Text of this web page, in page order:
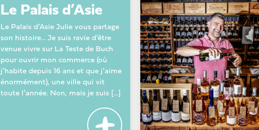
Le Palais d’Asie
Le Palais d’Asie Julie vous partage
son histoire… Je suis ravie d’être
venue vivre sur La Teste de Buch
pour ouvrir mon commerce (où
j’habite depuis 16 ans et que j’aime
énormément), une ville qui vit
toute l’année. Non, mais je suis [...]